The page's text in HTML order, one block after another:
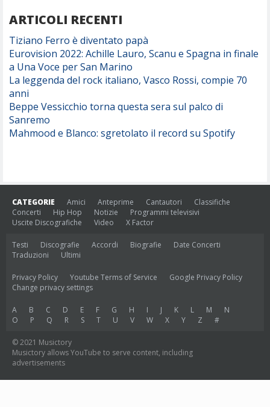
ARTICOLI RECENTI
Tiziano Ferro è diventato papà
Eurovision 2022: Achille Lauro, Scanu e Spagna in finale
a Una Voce per San Marino
La leggenda del rock italiano, Vasco Rossi, compie 70
anni
Beppe Vessicchio torna questa sera sul palco di
Sanremo
Mahmood e Blanco: sgretolato il record su Spotify
CATEGORIE Amici Anteprime Cantautori
Classifiche
Concerti
Hip Hop Notizie
Programmi televisivi
Uscite Discografiche
Video X Factor
Testi Discografie Accordi Biografie
Date Concerti
Traduzioni
Ultimi
Privacy Policy Youtube Terms of Service
Google Privacy Policy
Change privacy settings
A B C D E F G H I J K L M
N
O
P Q R S T U V W X Y Z #
© 2021 Musictory
Musictory allows YouTube to serve content, including
advertisements